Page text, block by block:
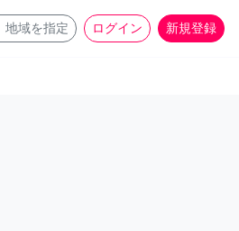
地域を指定 ログイン 新規登録